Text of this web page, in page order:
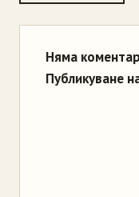
Няма
Публикуване